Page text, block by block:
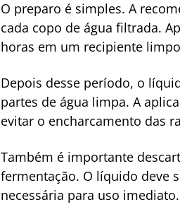
O preparo é simples. A
cada copo de água filtrada.
horas em um recipiente
Depois desse período, o
partes de água limpa. A
evitar o encharcamento das
Também é importante
fermentação. O líquido deve
necessária para uso imediato.